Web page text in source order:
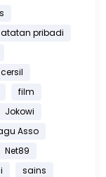
pribadi
cersil
film
Jokowi
Asso
Net89
sains